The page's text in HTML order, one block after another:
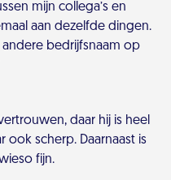
mijn collega’s en
aan dezelfde dingen.
andere bedrijfsnaam op
daar hij is heel
ook scherp. Daarnaast is
fijn.